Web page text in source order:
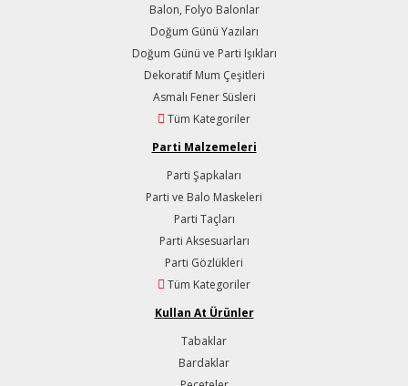
Balon, Folyo Balonlar
Doğum Günü Yazıları
Doğum Günü ve Parti Işıkları
Dekoratif Mum Çeşitleri
Asmalı Fener Süsleri
Tüm Kategoriler
Parti Malzemeleri
Parti Şapkaları
Parti ve Balo Maskeleri
Parti Taçları
Parti Aksesuarları
Parti Gözlükleri
Tüm Kategoriler
Kullan At Ürünler
Tabaklar
Bardaklar